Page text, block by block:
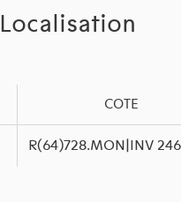
Localisation
COTE
R(64)728.MON|INV 246